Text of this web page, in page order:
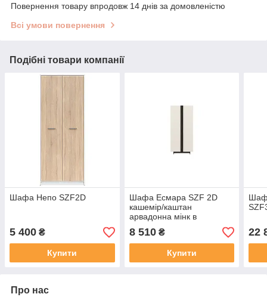
Повернення товару впродовж 14 днів за домовленістю
Всі умови повернення
Подібні товари компанії
Шафа Непо SZF2D
5 400 ₴
Купити
Шафа Есмара SZF 2D
кашемір/каштан
арвадонна мінк в
вітальню,спальню
8 510₴
Купити
22
Про нас